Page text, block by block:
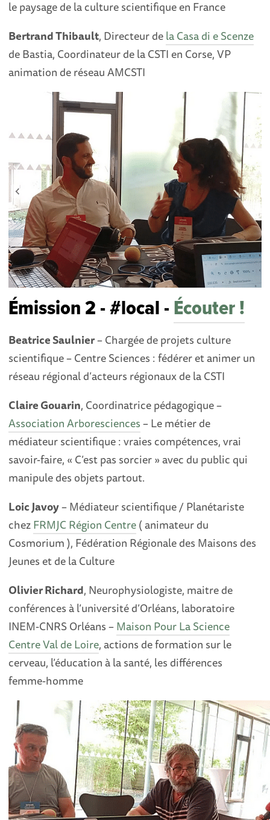
le paysage de la culture scientifique en France
Bertrand Thibault, Directeur dela Casa di e Scenze
de Bastia, Coordinateur de la CSTI en Corse, VP
animation de réseau AMCSTI
Émission 2 - #local -Écouter !
Beatrice Saulnier– Chargée de projets culture
scientifique – Centre Sciences : fédérer et animer un
réseau régional d’acteurs régionaux de la CSTI
Claire Gouarin, Coordinatrice pédagogique –
Association Arboresciences– Le métier de
médiateur scientifique : vraies compétences, vrai
savoir-faire, « C’est pas sorcier » avec du public qui
manipule des objets partout.
Loic Javoy– Médiateur scientifique / Planétariste
chezFRMJC Région Centre( animateur du
Cosmorium ), Fédération Régionale des Maisons des
Jeunes et de la Culture
Olivier Richard, Neurophysiologiste, maitre de
conférences à l’université d’Orléans, laboratoire
INEM-CNRS Orléans –Maison Pour La Science
Centre Val de Loire, actions de formation sur le
cerveau, l’éducation à la santé, les différences
femme-homme